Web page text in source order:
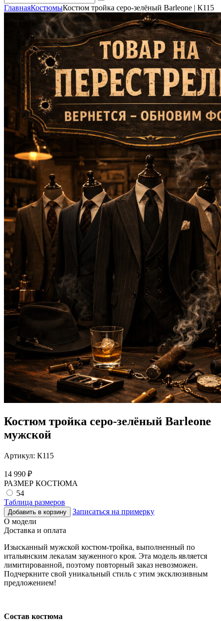
ГлавнаяКостюмыКостюм тройка серо-зелёный Barleone | К115
Костюм тройка серо-зелёный Barleone
мужской
Артикул: К115
14 990 ₽
РАЗМЕР КОСТЮМА
54
Таблица размеров
Добавить в корзину
Записаться на примерку
О модели
Доставка и оплата
Изысканный мужской костюм-тройка, выполненный по
итальянским лекалам зауженного кроя. Эта модель является
лимитированной, поэтому повторный заказ невозможен.
Подчеркните свой уникальный стиль с этим эксклюзивным
предложением!
Состав костюма